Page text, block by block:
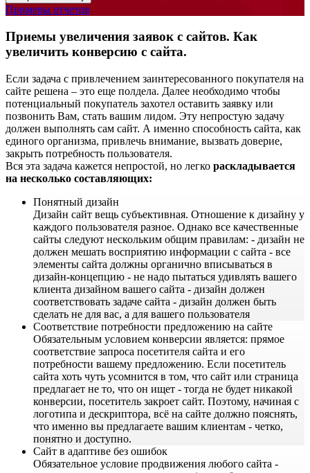
Примеры отчетов
Приемы увеличения заявок с сайтов. Как
увеличить конверсию с сайта.
Если задача с привлечением заинтересованного покупателя на
сайте решена – это еще полдела. Далее необходимо чтобы
потенциальный покупатель захотел оставить заявку или
позвонить Вам, стать вашим лидом. Эту непростую задачу
должен выполнять сам сайт. А именно способность сайта, как
единого организма, привлечь внимание, вызвать доверие,
закрыть потребность пользователя.
Вся эта задача кажется непростой, но легко раскладывается
на несколько составляющих:
Понятный дизайн
Дизайн сайт вещь субъективная. Отношение к дизайну у
каждого пользователя разное. Однако все качественные
сайты следуют нескольким общим правилам: - дизайн не
должен мешать восприятию информации с сайта - все
элементы сайта должны органично вписываться в
дизайн-концепцию - не надо пытаться удивлять вашего
клиента дизайном вашего сайта - дизайн должен
соответствовать задаче сайта - дизайн должен быть
сделать не для вас, а для вашего пользователя
Соответствие потребности предложению на сайте
Обязательным условием конверсии является: прямое
соответствие запроса посетителя сайта и его
потребности вашему предложению. Если посетитель
сайта хоть чуть усомнится в том, что сайт или страница
предлагает не то, что он ищет - тогда не будет никакой
конверсии, посетитель закроет сайт. Поэтому, начиная с
логотипа и дескриптора, всё на сайте должно пояснять,
что именно вы предлагаете вашим клиентам - четко,
понятно и доступно.
Сайт в адаптиве без ошибок
Обязательное условие продвижения любого сайта -